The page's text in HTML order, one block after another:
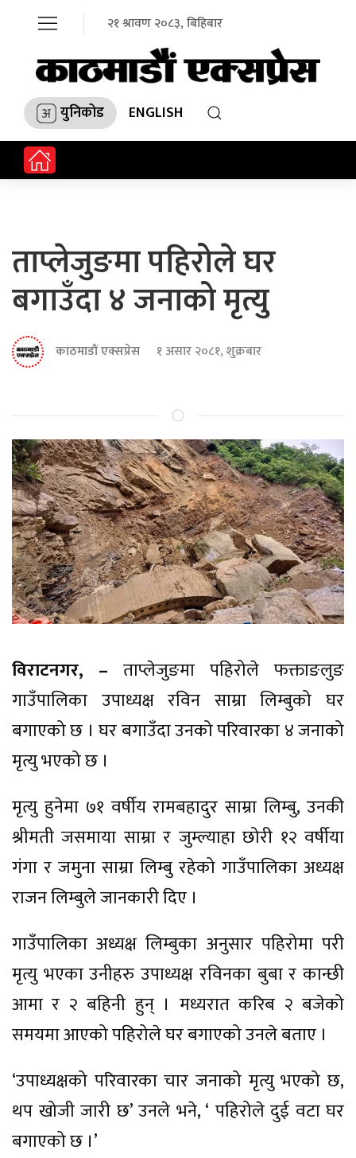
२१ श्रावण २०८३, बिहिबार
युनिकोड ENGLISH
ताप्लेजुङमा पहिरोले घर
बगाउँदा ४ जनाको मृत्यु
काठमाडौं एक्सप्रेस १ असार २०८१, शुक्रबार
विराटनगर, – ताप्लेजुङमा पहिरोले फक्ताङलुङ
गाउँपालिका उपाध्यक्ष रविन साम्रा लिम्बुको घर
बगाएको छ । घर बगाउँदा उनको परिवारका ४ जनाको
मृत्यु भएको छ ।
मृत्यु हुनेमा ७१ वर्षीय रामबहादुर साम्रा लिम्बु, उनकी
श्रीमती जसमाया साम्रा र जुम्ल्याहा छोरी १२ वर्षीया
गंगा र जमुना साम्रा लिम्बु रहेको गाउँपालिका अध्यक्ष
राजन लिम्बुले जानकारी दिए ।
गाउँपालिका अध्यक्ष लिम्बुका अनुसार पहिरोमा परी
मृत्यु भएका उनीहरु उपाध्यक्ष रविनका बुबा र कान्छी
आमा र २ बहिनी हुन् । मध्यरात करिब २ बजेको
समयमा आएको पहिरोले घर बगाएको उनले बताए ।
‘उपाध्यक्षको परिवारका चार जनाको मृत्यु भएको छ,
थप खोजी जारी छ’ उनले भने, ‘ पहिरोले दुई वटा घर
बगाएको छ ।’